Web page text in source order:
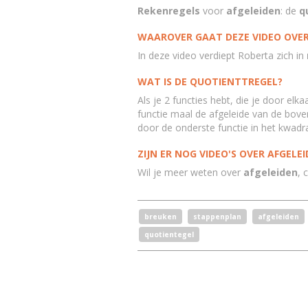
Rekenregels voorafgeleiden: de
WAAROVER GAAT DEZE VIDEO
In deze video verdiept Roberta zich in
WAT IS DE QUOTIENTTREGEL?
Als je 2 functies hebt, die je door
functie maal de afgeleide van de
door de onderste functie in het
ZIJN ER NOG VIDEO'S OVER
Wil je meer weten over afgeleiden,
breuken stappenplan
afgeleiden
quotientegel